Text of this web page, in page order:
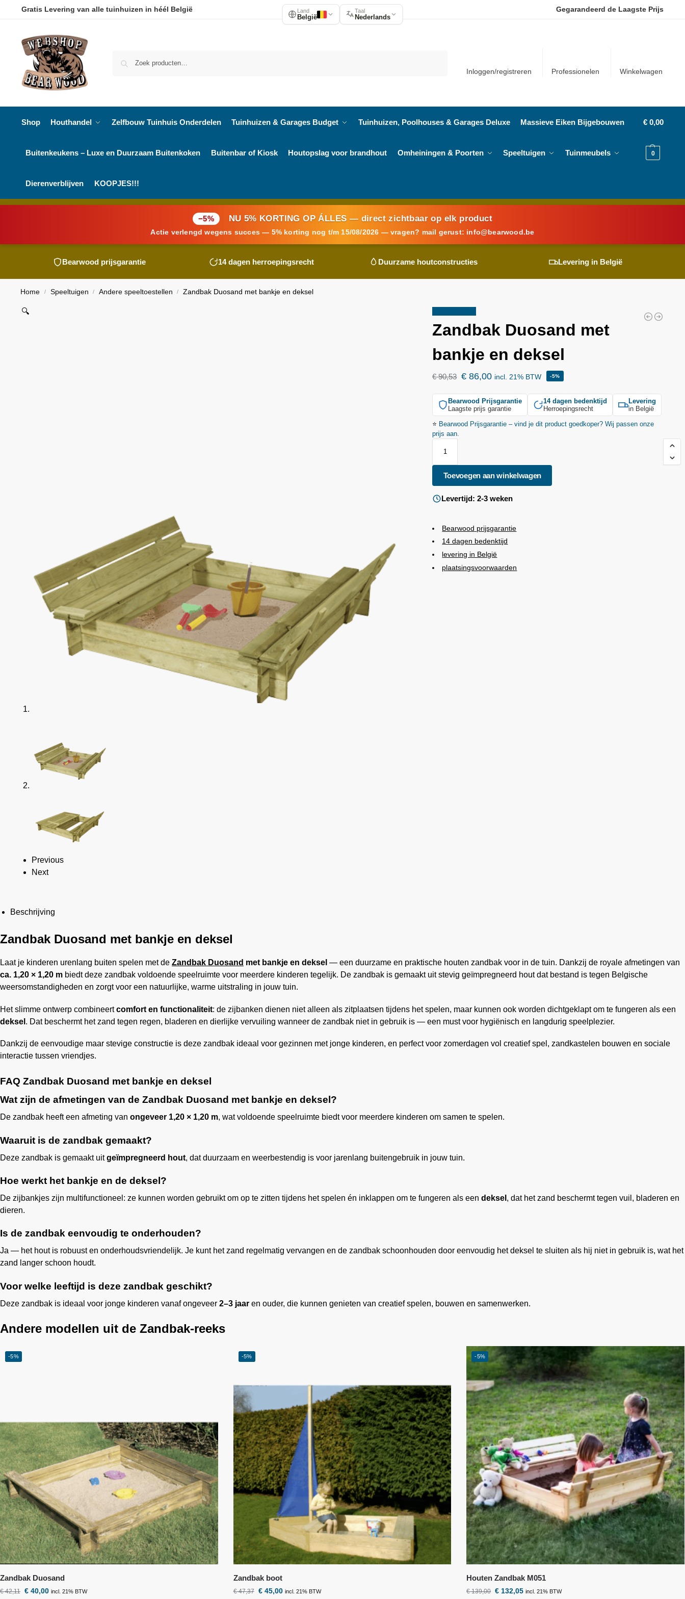
Gratis Levering van alle tuinhuizen in héél België Gegarandeerd de Laagste Prijs
Inloggen/registreren Professionelen Winkelwagen
Shop Houthandel Zelfbouw Tuinhuis Onderdelen Tuinhuizen & Garages Budget Tuinhuizen, Poolhouses & Garages Deluxe Massieve Eiken Bijgebouwen
Buitenkeukens – Luxe en Duurzaam Buitenkoken Buitenbar of Kiosk Houtopslag voor brandhout Omheiningen & Poorten Speeltuigen Tuinmeubels
Dierenverblijven KOOPJES!!!
€ 0,00
0
−5% NU 5% KORTING OP ÁLLES — direct zichtbaar op elk product
Actie verlengd wegens succes — 5% korting nog t/m 15/08/2026 — vragen? mail gerust: info@ bearwood .be
Bearwood prijsgarantie 14 dagen herroepingsrecht Duurzame houtconstructies Levering in België
Home / Speeltuigen / Andere speeltoestellen / Zandbak Duosand met bankje en deksel
🔍
Previous
Next
Zandbak Duosand met
bankje en deksel
€90,53 € 86,00 incl. 21% BTW -5%
Bearwood Prijsgarantie
Laagste prijs garantie
14 dagen bedenktijd
Herroepingsrecht
Levering
in België
⭐ Bearwood Prijsgarantie – vind je dit product goedkoper? Wij passen onze
prijs aan.
Toevoegen aan winkelwagen
Levertijd: 2-3 weken
Bearwood prijsgarantie
14 dagen bedenktijd
levering in België
plaatsingsvoorwaarden
Beschrijving
Zandbak Duosand met bankje en deksel
Laat je kinderen urenlang buiten spelen met de Zandbak Duosand met bankje en deksel — een duurzame en praktische houten zandbak voor in de tuin. Dankzij de royale afmetingen van
ca. 1,20 × 1,20 m biedt deze zandbak voldoende speelruimte voor meerdere kinderen tegelijk. De zandbak is gemaakt uit stevig geïmpregneerd hout dat bestand is tegen Belgische
weersomstandigheden en zorgt voor een natuurlijke, warme uitstraling in jouw tuin.
Het slimme ontwerp combineertcomfort en functionaliteit: de zijbanken dienen niet alleen als zitplaatsen tijdens het spelen, maar kunnen ook worden dichtgeklapt om te fungeren als een
deksel . Dat beschermt het zand tegen regen, bladeren en dierlijke vervuiling wanneer de zandbak niet in gebruik is — een must voor hygiënisch en langdurig speelplezier.
Dankzij de eenvoudige maar stevige constructie is deze zandbak ideaal voor gezinnen met jonge kinderen, en perfect voor zomerdagen vol creatief spel, zandkastelen bouwen en sociale
interactie tussen vriendjes.
FAQ Zandbak Duosand met bankje en deksel
Wat zijn de afmetingen van de Zandbak Duosand met bankje en deksel?
De zandbak heeft een afmeting van ongeveer 1,20 × 1,20 m, wat voldoende speelruimte biedt voor meerdere kinderen om samen te spelen.
Waaruit is de zandbak gemaakt?
Deze zandbak is gemaakt uitgeïmpregneerd hout, dat duurzaam en weerbestendig is voor jarenlang buitengebruik in jouw tuin.
Hoe werkt het bankje en de deksel?
De zijbankjes zijn multifunctioneel: ze kunnen worden gebruikt om op te zitten tijdens het spelen én inklappen om te fungeren als een deksel , dat het zand beschermt tegen vuil, bladeren en
dieren.
Is de zandbak eenvoudig te onderhouden?
Ja — het hout is robuust en onderhoudsvriendelijk. Je kunt het zand regelmatig vervangen en de zandbak schoonhouden door eenvoudig het deksel te sluiten als hij niet in gebruik is, wat het
zand langer schoon houdt.
Voor welke leeftijd is deze zandbak geschikt?
Deze zandbak is ideaal voor jonge kinderen vanaf ongeveer 2–3 jaar en ouder, die kunnen genieten van creatief spelen, bouwen en samenwerken.
Andere modellen uit de Zandbak-reeks
-5%
Zandbak Duosand
€42,11 € 40,00 incl. 21% BTW
-5%
Zandbak boot
€47,37 €45,00 incl. 21% BTW
-5%
Houten Zandbak M051
€139,00 € 132,05 incl. 21% BTW
Land
België
Taal
Nederlands